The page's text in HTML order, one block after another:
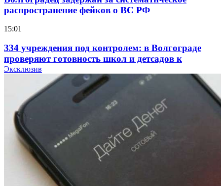
распространение фейков о ВС РФ
15:01
334 учреждения под контролем: в Волгограде
проверяют готовность школ и детсадов к
учебному году
Покушение на убийство в Волгограде: девушка
напала на незнакомую женщину с ножом
12:39
Сладкий праздник в Волгограде: в Центральном
парке прошёл фестиваль „Арбузный переполох“
Эксклюзив